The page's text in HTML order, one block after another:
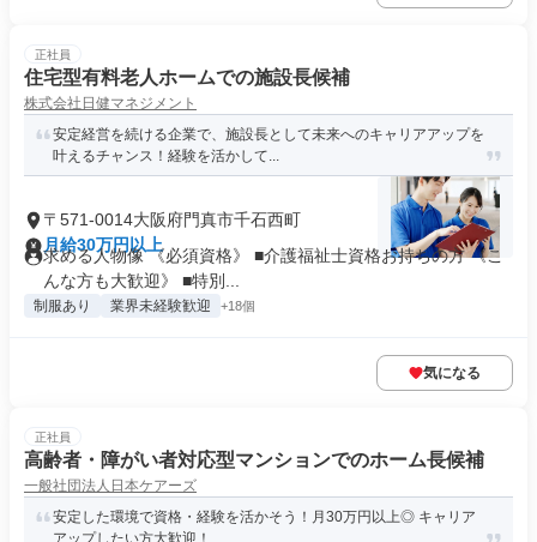
正社員
住宅型有料老人ホームでの施設長候補
株式会社日健マネジメント
安定経営を続ける企業で、施設長として未来へのキャリアアップを
叶えるチャンス！経験を活かして...
〒571-0014大阪府門真市千石西町
月給30万円以上
求める人物像 《必須資格》 ■介護福祉士資格お持ちの方 《こ
んな方も大歓迎》 ■特別...
制服あり 業界未経験歓迎 +18個
気になる
正社員
高齢者・障がい者対応型マンションでのホーム長候補
一般社団法人日本ケアーズ
安定した環境で資格・経験を活かそう！月30万円以上◎ キャリア
アップしたい方大歓迎！